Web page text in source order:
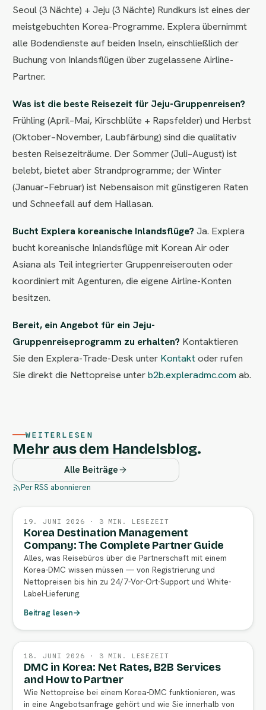
Seoul (3 Nächte) + Jeju (3 Nächte) Rundkurs ist eines der
meistgebuchten Korea-Programme. Explera übernimmt
alle Bodendienste auf beiden Inseln, einschließlich der
Buchung von Inlandsflügen über zugelassene Airline-
Partner.
Was ist die beste Reisezeit für Jeju-Gruppenreisen?
Frühling (April–Mai, Kirschblüte + Rapsfelder) und Herbst
(Oktober–November, Laubfärbung) sind die qualitativ
besten Reisezeiträume. Der Sommer (Juli–August) ist
belebt, bietet aber Strandprogramme; der Winter
(Januar–Februar) ist Nebensaison mit günstigeren Raten
und Schneefall auf dem Hallasan.
Bucht Explera koreanische Inlandsflüge? Ja. Explera
bucht koreanische Inlandsflüge mit Korean Air oder
Asiana als Teil integrierter Gruppenreiserouten oder
koordiniert mit Agenturen, die eigene Airline-Konten
besitzen.
Bereit, ein Angebot für ein Jeju-
Gruppenreiseprogramm zu erhalten? Kontaktieren
Sie den Explera-Trade-Desk unter Kontaktoder rufen
Sie direkt die Nettopreise unterb2b.expleradmc.com ab.
WEITERLESEN
Mehr aus dem Handelsblog.
Alle Beiträge
Per RSS abonnieren
19. JUNI 2026 · 3 MIN. LESEZEIT
Korea Destination Management
Company: The Complete Partner Guide
Alles, was Reisebüros über die Partnerschaft mit einem
Korea-DMC wissen müssen — von Registrierung und
Nettopreisen bis hin zu 24/7-Vor-Ort-Support und White-
Label-Lieferung.
Beitrag lesen→
18. JUNI 2026 · 3 MIN. LESEZEIT
DMC in Korea: Net Rates, B2B Services
and How to Partner
Wie Nettopreise bei einem Korea-DMC funktionieren, was
in eine Angebotsanfrage gehört und wie Sie innerhalb von